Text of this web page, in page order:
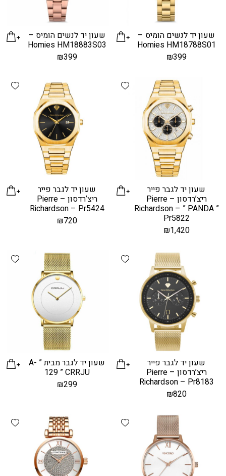
שעון יד לנשים הומיס –
Homies HM18788S01
₪399
שעון יד לנשים הומיס –
Homies HM18883S03
₪399
Add wishlist
שעון יד לגבר פייר
ריצ’רדסון – Pierre
Richardson – ” PANDA ”
Pr5822
₪1,420
שעון יד לגבר פייר
ריצ’רדסון – Pierre
Richardson – Pr5424
₪720
Add wishlist
שעון יד לגבר פייר
ריצ’רדסון – Pierre
Richardson – Pr8183
₪820
שעון יד לגבר מבית ” A-
129 ” CRRJU
₪299
Add wishlist